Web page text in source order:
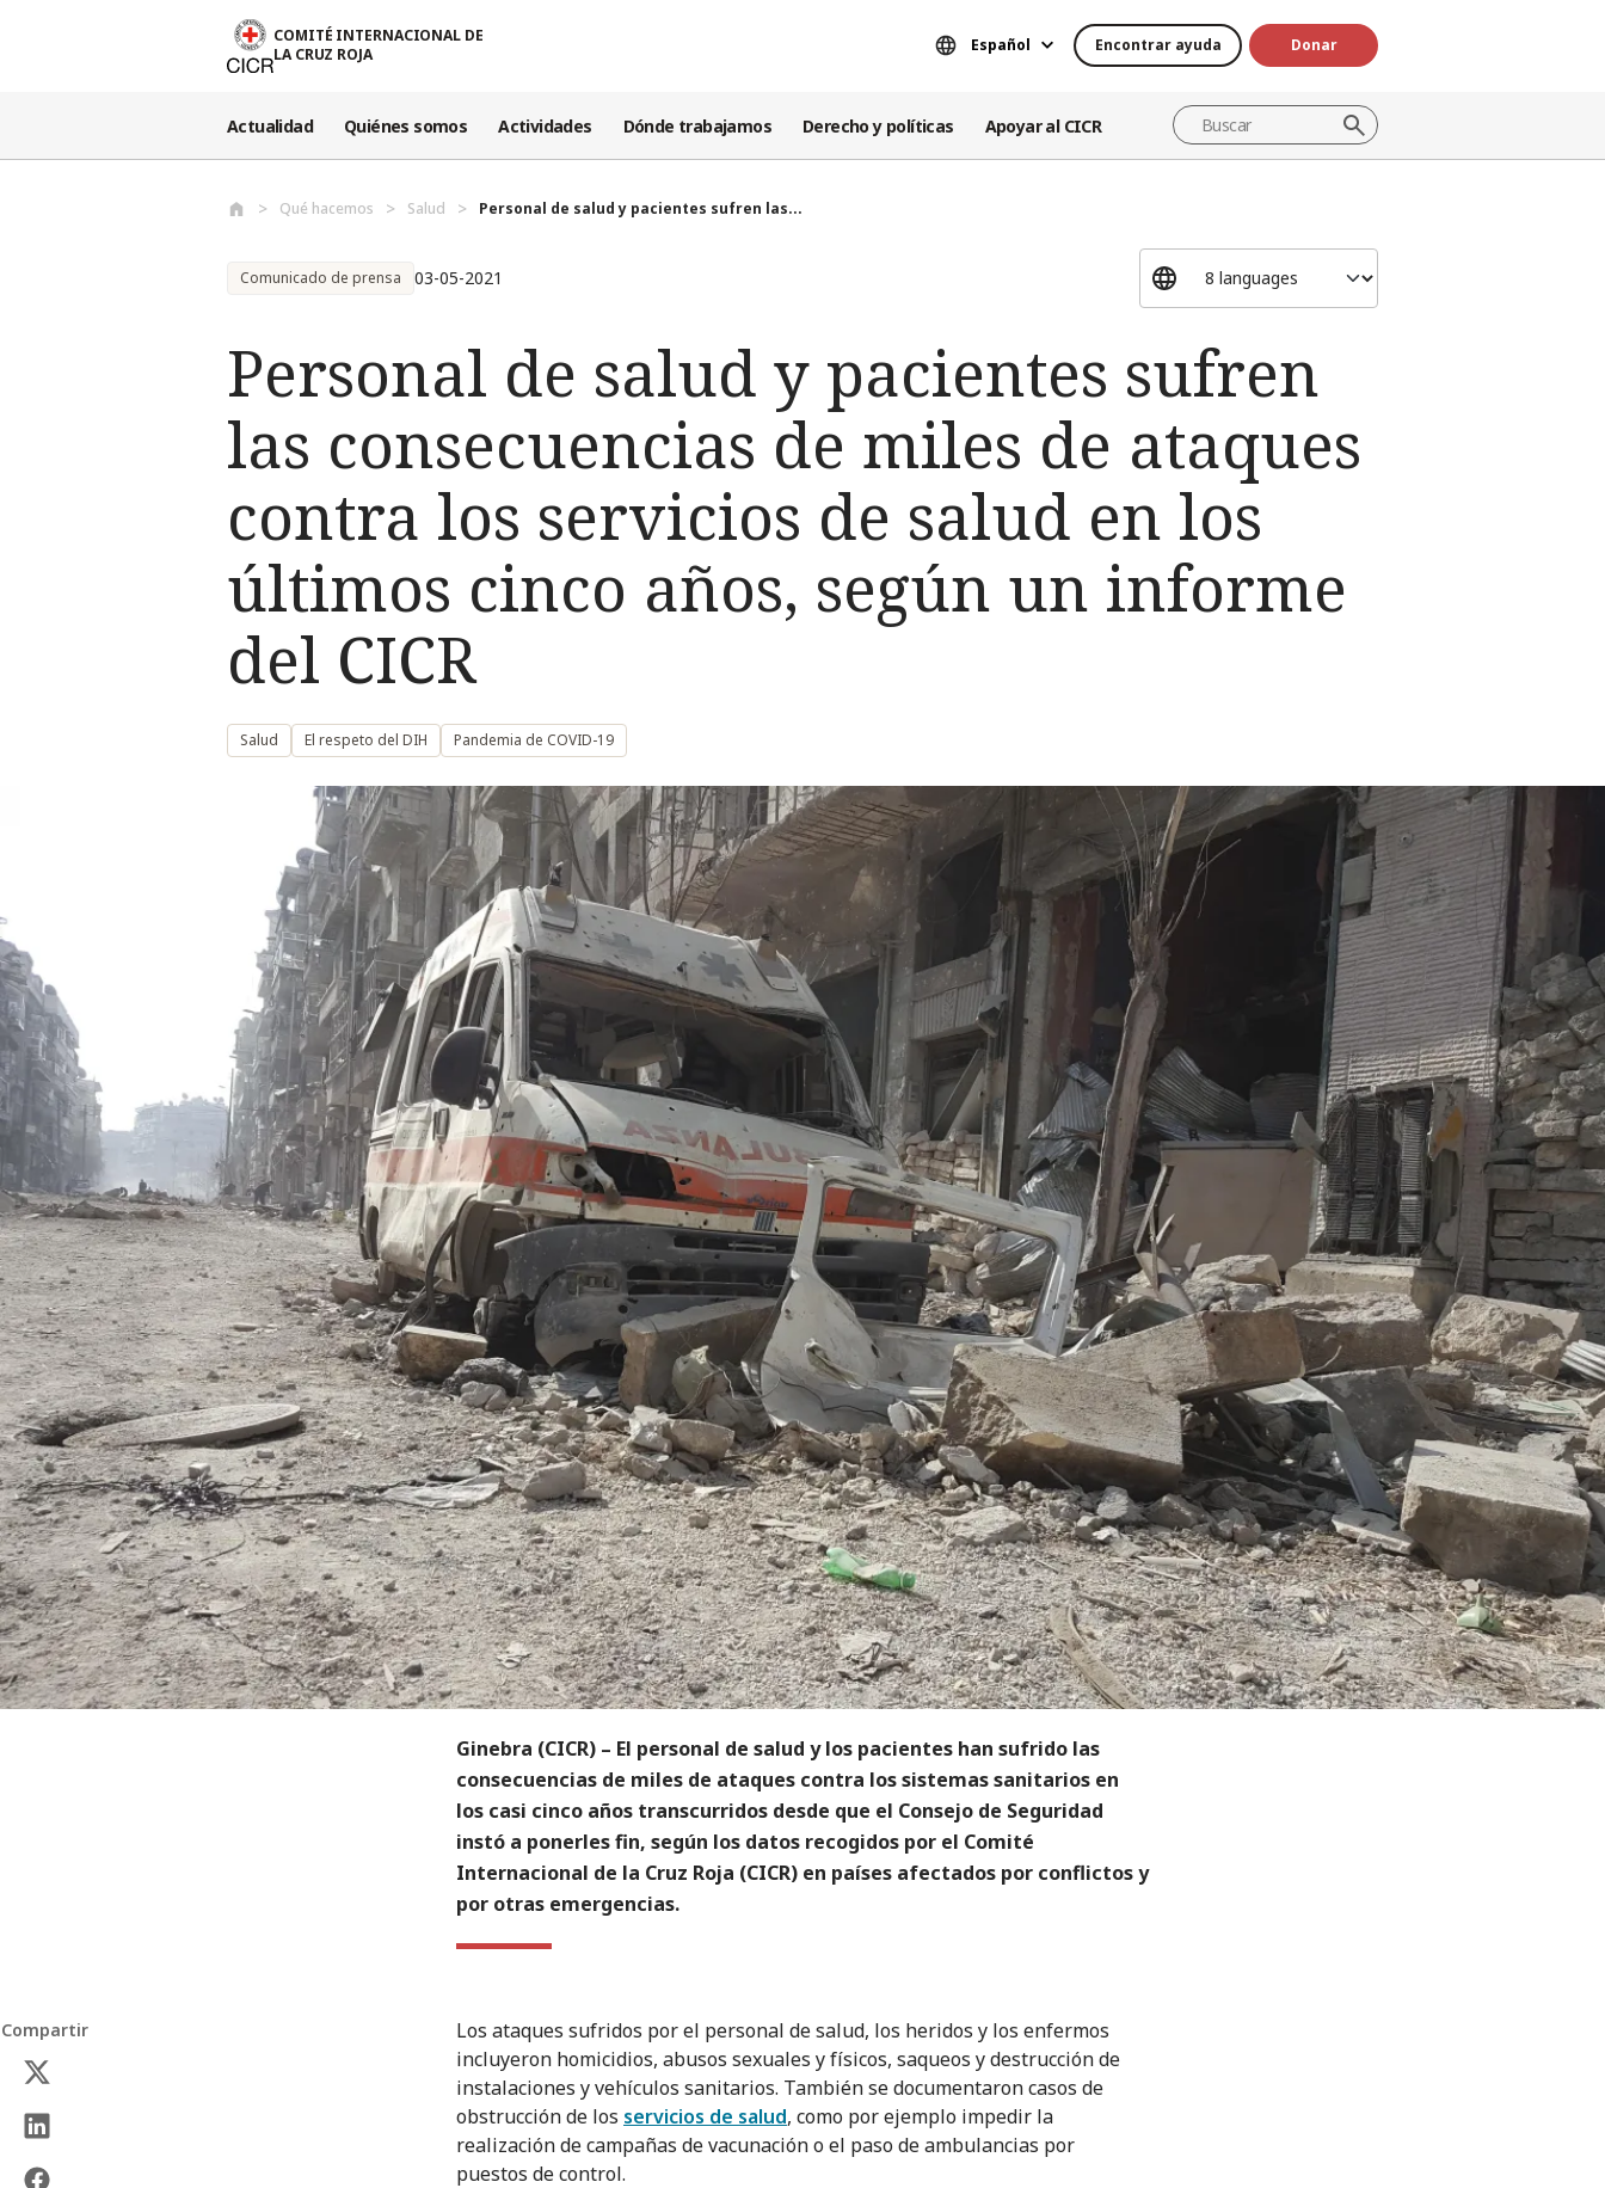
COMITÉ INTERNACIONAL DE
LA CRUZ ROJA
Español Encontrar ayuda Donar
Actualidad Quiénes somos Actividades Dónde trabajamos Derecho y políticas Apoyar al CICR
Qué hacemos Salud Personal de salud y pacientes sufren las...
Comunicado de prensa 03-05-2021
Personal de salud y pacientes sufren
las consecuencias de miles de ataques
contra los servicios de salud en los
últimos cinco años, según un informe
del CICR
Salud El respeto del DIH Pandemia de COVID-19
Ginebra (CICR) – El personal de salud y los pacientes han sufrido las
consecuencias de miles de ataques contra los sistemas sanitarios en
los casi cinco años transcurridos desde que el Consejo de Seguridad
instó a ponerles fin, según los datos recogidos por el Comité
Internacional de la Cruz Roja (CICR) en países afectados por conflictos y
por otras emergencias.
Compartir
Los ataques sufridos por el personal de salud, los heridos y los enfermos
incluyeron homicidios, abusos sexuales y físicos, saqueos y destrucción de
instalaciones y vehículos sanitarios. También se documentaron casos de
obstrucción de los servicios de salud, como por ejemplo impedir la
realización de campañas de vacunación o el paso de ambulancias por
puestos de control.